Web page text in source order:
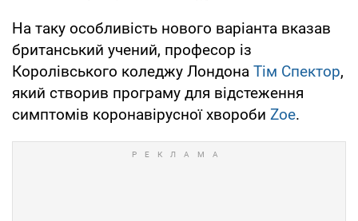
На таку особливість нового варіанта вказав
британський учений, професор із
Королівського коледжу Лондона Тім Спектор,
який створив програму для відстеження
симптомів коронавірусної хвороби Zoe.